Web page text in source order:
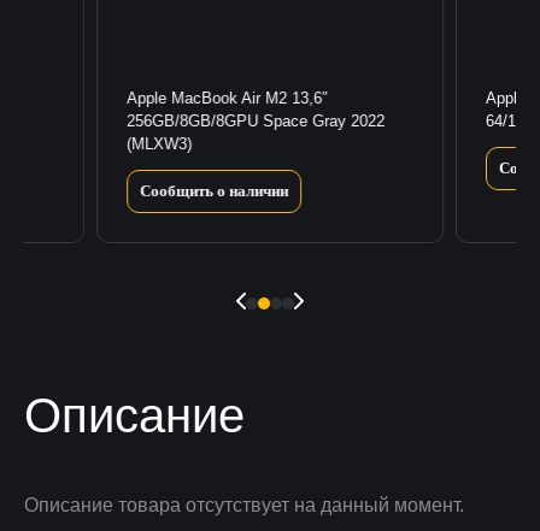
Apple MacBook Air M2 13,6″
256GB/8GB/8GPU Space Gray 2022
(MLXW3)
Сообщить о наличии
Apple
64/1ТБ
Описание
Описание товара отсутствует на данный момент.